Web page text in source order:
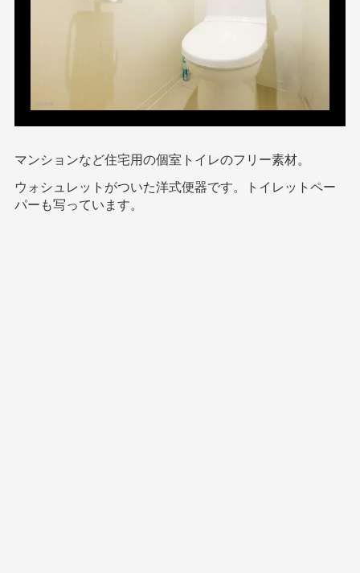
マンションなど住宅用の個室トイレのフリー素材。
ウォシュレットがついた洋式便器です。トイレットペー
パーも写っています。